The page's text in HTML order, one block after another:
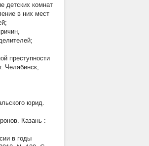
детских комнат
в них мест
преступности
Челябинск,
юрид.
Казань :
в годы